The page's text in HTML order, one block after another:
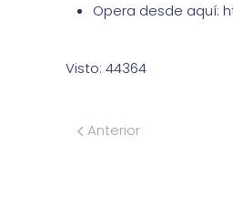
Opera desde aquí:
Visto: 44364
Anterior